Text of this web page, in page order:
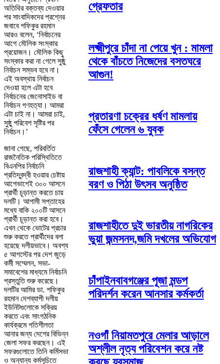
অতিথির বক্তব্য দেওয়ার
পর সাংবাদিকদের প্রশ্নের
জবাবে শফিকুর রহমান
আরও বলেন, ‘নির্বাচনের
আগে মৌলিক সংস্কার
প্রয়োজন। মৌলিক কিছু
সংস্কার করা না গেলে সুষ্ঠু
নির্বাচন সম্ভব হবে না।
এই অবস্থায় নির্বাচন
দেওয়া হলে এটা হবে
নির্বাচনের জেনোসাইড বা
নির্বাচন গণহত্যা। আমরা
এটা চাই না। আমরা চাই,
সুষ্ঠু পরিবেশ সৃষ্টির পর
নির্বাচন।’
জানা গেছে, পরিবর্তিত
রাজনৈতিক পরিস্থিতিতে
বিএনপির নির্বাচনি
প্রতিদ্বন্দ্বী হওয়ার চেষ্টায়
আগেভাগেই ৩০০ আসনে
প্রার্থী চূড়ান্ত করতে চায়
দলটি। আগামী সপ্তাহের
মধ্যে বাকি ২০০টি আসনে
প্রার্থী চূড়ান্ত করা হবে।
এখন থেকে ভোটের প্রচার
শুরু করতে প্রার্থীদের বলা
হয়েছে দলীয়ভাবে। অবশ্য
৫ আগস্টের পর দেশ জুড়ে
কর্মী সম্মেলন, সভা-
সমাবেশের মাধ্যমে নির্বাচনি
প্রস্তুতি শুরু করেছে।
দলটির আমির ডা. শফিকুর
রহমান দেশব্যাপী দলীয়
ইউনিটগুলোকে সক্রিয়
করতে এবং সাংগঠনিক
কার্যক্রমে গতিশীলতা
আনার জন্য দেশের বিভিন্ন
জেলা সফর করছেন। এই
সফরগুলোতে তিনি কর্মিসভা
ও অন্যান্য কর্মসূচিতে
গ্রেফতার
লক্ষ্মীপুরে চাঁদা না পেয়ে খুন : মামলা
থেকে বাঁচতে নিজেদের বসতঘরে
আগুন!
প্রতারণা চক্রের ধর্ষণ মামলায়
ফেঁসে গেলেন ৬ যুবক
রাজশাহী ক্যান্ট: পাবলিকে বসন্ত
বরণ ও পিঠা উৎসব অনুষ্ঠিত
রাজশাহীতে দুই ভারতীয় নাগরিকের
ভুয়া জন্মসনদ,জমি দখলের অভিযোগ
চাঁপাইনবাবগঞ্জের পূজা মন্ডপ
পরিদর্শন করেন আনসার কর্মকর্তা
নওগাঁ নিয়ামতপুরে মেলার আড়ালে
অশ্লীল নৃত্য পরিবেশন করে নষ্ট